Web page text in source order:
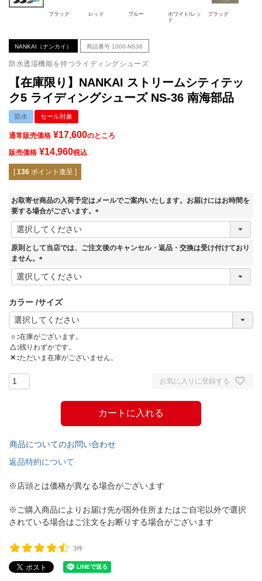
ブラック レッド ブルー
ホワイト/レッ
ド
ブラック
NANKAI（ナンカイ） 商品番号 1000-NS36
防水透湿機能を持つライディングシューズ
【在庫限り】NANKAI ストリームシティテッ
ク5 ライディングシューズ NS-36 南海部品
防水 セール対象
通常販売価格 ¥17,600のところ
販売価格 ¥14,960税込
[ 136 ポイント進呈 ]
お取寄せ商品の入荷予定はメールでご案内いたします。お届けにはお時間を
要する場合がございます。
(
須
原則として当店では、ご注文後のキャンセル・返品・交換は受け付けており
ません。
(
必
)
カラー サイズ
○ 在庫がございます。
△ 残りわずかです。
✕ ただいま在庫がございません。
お気に入りに登録する
カートに入れる
商品についてのお問い合わせ
返品特約について
※店頭とは価格が異なる場合がございます
※ご購入商品によりお届け先が国外住所またはご自宅以外で選択
されている場合はご注文をお断りする場合がございます
3件